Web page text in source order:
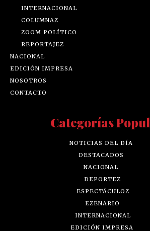
INTERNACIONAL
COLUMNAZ
ZOOM POLÍTICO
REPORTAJEZ
NACIONAL
EDICIÓN IMPRESA
NOSOTROS
CONTACTO
Categorías
NOTICIAS DEL DÍA
DESTACADOS
NACIONAL
DEPORTEZ
ESPECTÁCULOZ
EZENARIO
INTERNACIONAL
EDICIÓN IMPRESA